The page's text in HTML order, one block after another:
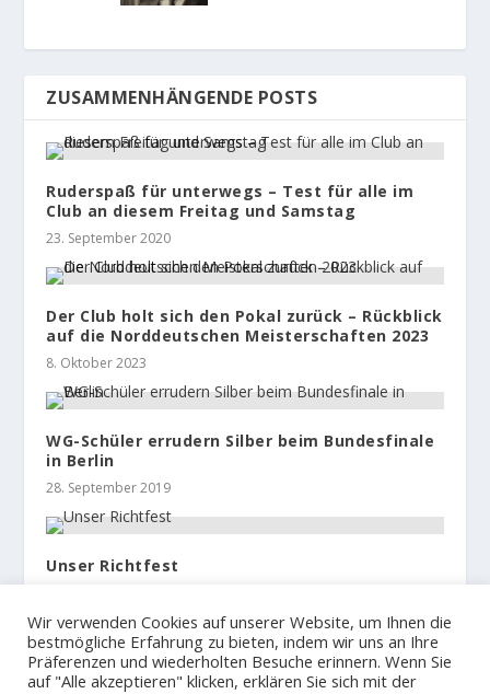
ZUSAMMENHÄNGENDE POSTS
Ruderspaß für unterwegs – Test für alle im
Club an diesem Freitag und Samstag
23. September 2020
Der Club holt sich den Pokal zurück – Rückblick
auf die Norddeutschen Meisterschaften 2023
8. Oktober 2023
WG-Schüler errudern Silber beim Bundesfinale
in Berlin
28. September 2019
Unser Richtfest
Wir verwenden Cookies auf unserer Website, um Ihnen die
bestmögliche Erfahrung zu bieten, indem wir uns an Ihre
Präferenzen und wiederholten Besuche erinnern. Wenn Sie
auf "Alle akzeptieren" klicken, erklären Sie sich mit der